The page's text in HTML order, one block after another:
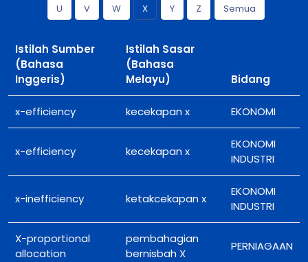
U
V W X Y Z Semua
Istilah Sumber
(Bahasa
Inggeris)
Istilah Sasar
(Bahasa
Melayu)
Bidang
x-efficiency kecekapan x EKONOMI
x-efficiency kecekapan x
EKONOMI
INDUSTRI
x-inefficiency ketakcekapan x
EKONOMI
INDUSTRI
X-proportional
allocation
pembahagian
bernisbah X
PERNIAGAAN